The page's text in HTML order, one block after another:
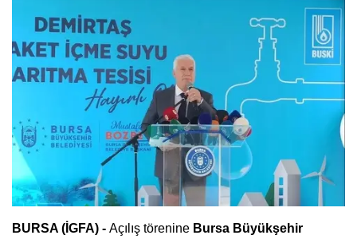
BURSA (İGFA) - Açılış törenine Bursa Büyükşehir